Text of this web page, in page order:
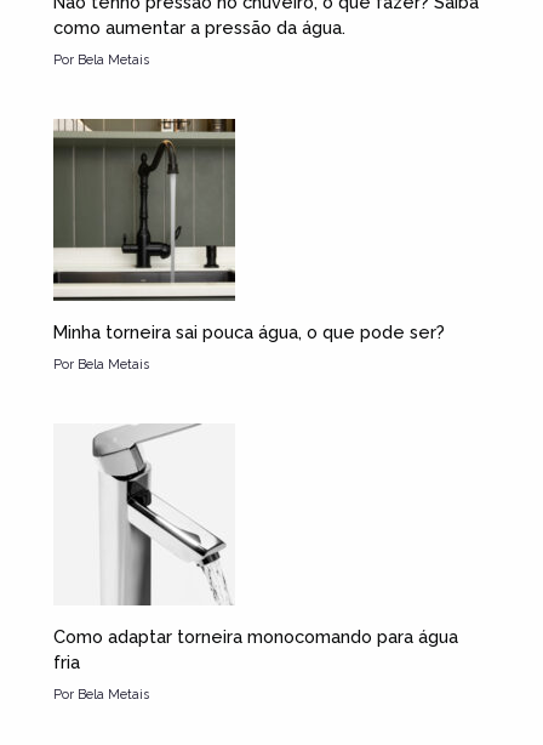
como aumentar a pressão da água.
Por Bela Metais
Minha torneira sai pouca água, o que pode ser?
Por Bela Metais
Como adaptar torneira monocomando para água
fria
Por Bela Metais